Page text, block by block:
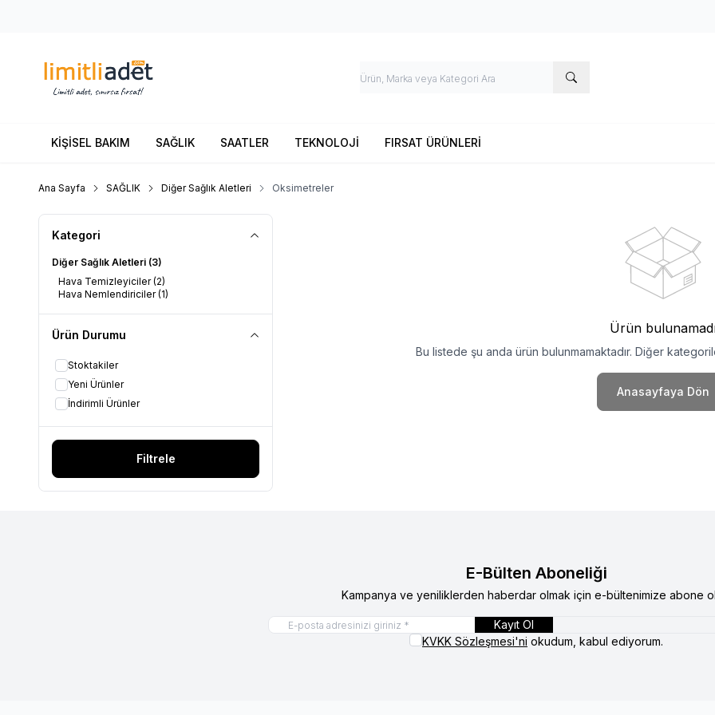
KİŞİSEL BAKIM SAĞLIK SAATLER TEKNOLOJİ FIRSAT ÜRÜNLERİ
Ana Sayfa SAĞLIK Diğer Sağlık Aletleri Oksimetreler
Kategori
Diğer Sağlık Aletleri (3)
Hava Temizleyiciler(2)
Hava Nemlendiriciler(1)
Ürün Durumu
Stoktakiler
Yeni Ürünler
İndirimli Ürünler
Filtrele
Ürün
Bu listede şu anda ürün bulunmamaktadır. Diğer
Anasayfaya Dön
E-Bülten Aboneliği
Kampanya ve yeniliklerden haberdar olmak için e-bültenimize abone
Kayıt Ol
KVKK Sözleşmesi'ni okudum, kabul ediyorum.